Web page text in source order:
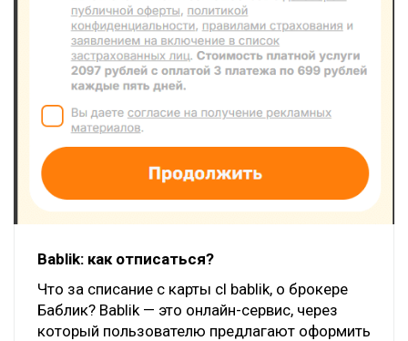
Bablik: как отписаться?
Что за списание с карты cl bablik, о брокере
Баблик? Bablik — это онлайн-сервис, через
который пользователю предлагают оформить